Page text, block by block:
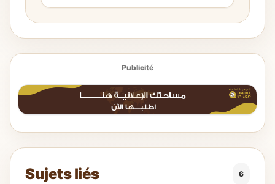
Publicité
Sujets liés 6